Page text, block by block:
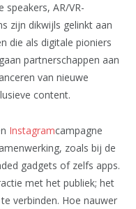
speakers, AR/VR-
zijn dikwijls gelinkt aan
die als digitale pioniers
partnerschappen aan
van nieuwe
content.
Instagramcampagne
zoals bij de
gadgets of zelfs apps.
met het publiek; het
verbinden. Hoe nauwer